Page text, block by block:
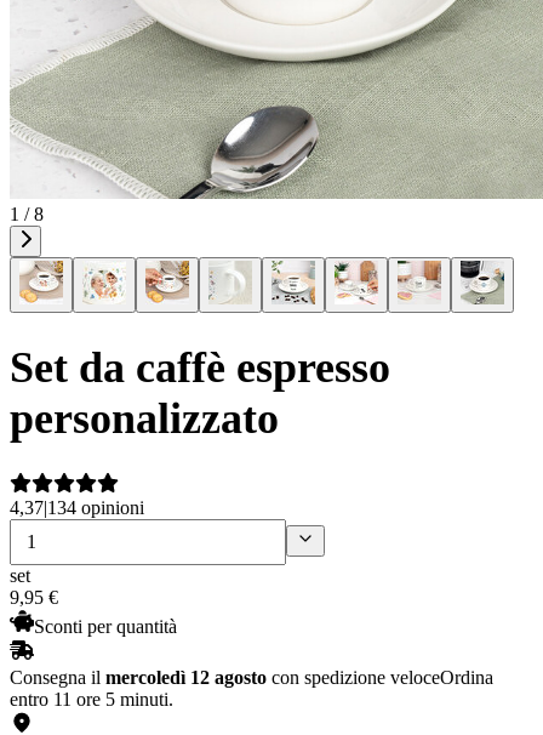
1 / 8
Set da caffè espresso
personalizzato
4,37|134 opinioni
set
9,95 €
Sconti per quantità
Consegna il mercoledì 12 agosto con spedizione veloceOrdina
entro 11 ore 5 minuti.